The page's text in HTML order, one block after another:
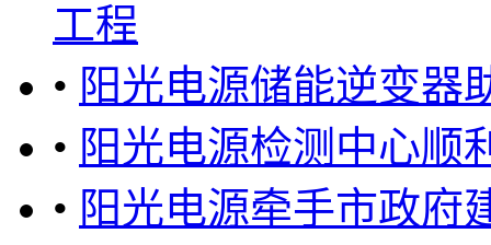
工程
• 阳光电源储能逆变器
• 阳光电源检测中心顺
• 阳光电源牵手市政府